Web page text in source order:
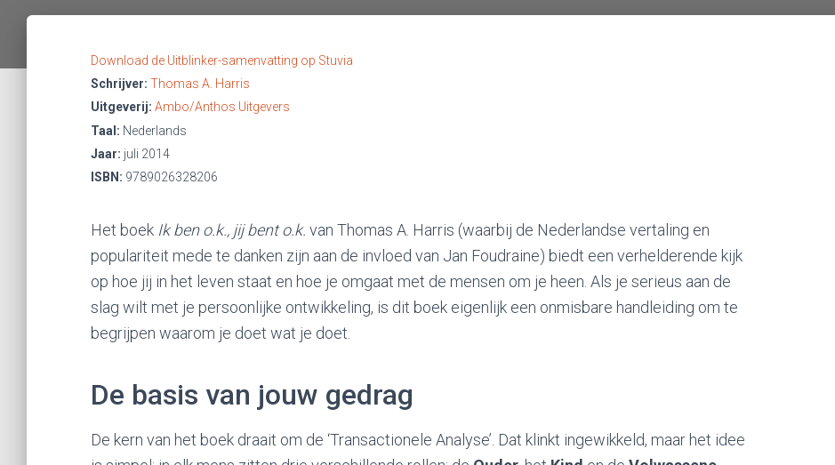
Download de Uitblinker-samenvatting op Stuvia
Schrijver: Thomas A. Harris
Uitgeverij: Ambo/Anthos Uitgevers
Taal: Nederlands
Jaar: juli 2014
ISBN: 9789026328206
Het boek Ik ben o.k., jij bent o.k. van Thomas A. Harris (waarbij de Nederlandse vertaling en
populariteit mede te danken zijn aan de invloed van Jan Foudraine) biedt een verhelderende kijk
op hoe jij in het leven staat en hoe je omgaat met de mensen om je heen. Als je serieus aan de
slag wilt met je persoonlijke ontwikkeling, is dit boek eigenlijk een onmisbare handleiding om te
begrijpen waarom je doet wat je doet.
De basis van jouw gedrag
De kern van het boek draait om de ‘Transactionele Analyse’. Dat klinkt ingewikkeld, maar het idee